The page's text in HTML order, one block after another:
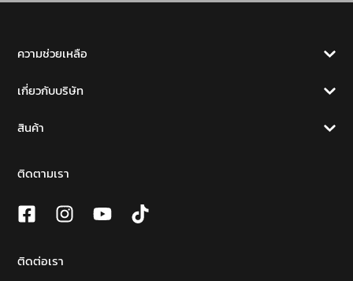
ความช่วยเหลือ
เกี่ยวกับบริษัท
สินค้า
ติดตามเรา
ติดต่อเรา